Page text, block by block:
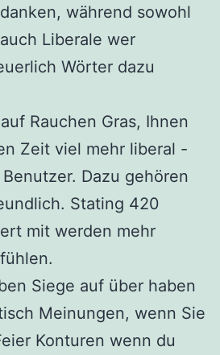
während sowohl
Liberale wer
Wörter dazu
Rauchen Gras, Ihnen
Zeit viel mehr liberal -
Dazu gehören
Stating 420
mit werden mehr
Siege auf über haben
Meinungen, wenn Sie
Konturen wenn du